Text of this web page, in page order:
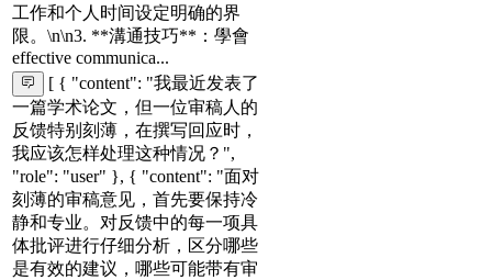
工作和个人时间设定明确的界
限。\n\n3. **溝通技巧**：學會
effective communica...
[ { "content": "我最近发表了
一篇学术论文，但一位审稿人的
反馈特别刻薄，在撰写回应时，
我应该怎样处理这种情况？",
"role": "user" }, { "content": "面对
刻薄的审稿意见，首先要保持冷
静和专业。对反馈中的每一项具
体批评进行仔细分析，区分哪些
是有效的建议，哪些可能带有审